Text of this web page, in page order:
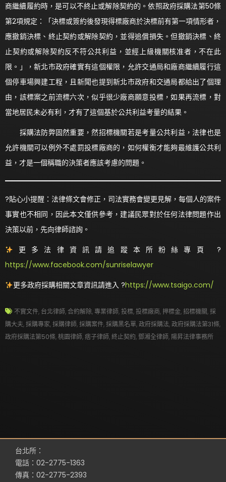
商繼續履約時，是可以不終止或解除契約的。依照政府採購法第50條
第2項規定：「決標或簽約後發現得標廠商於決標前有第一項情形者，
應撤銷決標、終止契約或解除契約，並得追償損失。但撤銷決標、終
止契約或解除契約反不符公共利益，並經上級機關核准者，不在此
限。」，新北市政府確實有這個權限，允許交通局和廠商繼續履行這
個停車場興建工程，且新聞也提到新北市政府和交通局都給出了個理
由，該標案之前流標六次，似乎很少廠商願意投標，如果再流標，對
當地居民未必有利，才有了這個基於公共利益考量的結果。
採購法防弊固然重要，然招標機關若是考量公共利益，法律也是
允許機關可以例外不處罰投標廠商的，如何權衡才能夠最維護公共利
益，才是一個稱職的決策者應該考慮的問題。
?貼心小提醒：法律條文會修正，司法實務會變更見解，每個人的案件
事實也不相同，因此本文僅供參考，建議民眾對於任何法律問題作出
決策以前，先向律師諮詢。
更多法律資訊請追蹤本所粉絲專頁 ?
https://www.facebook.com/sunriselawyer
更多政府採購相關文章資訊請進入 ?https://www.tsaigo.com/
不實文件, 台北律師,合約解除,專業律師,投標,投標廠商,押標金,招標機關,採
購大夫,採購專家,採購律師,採購案件,採購黑名單,政府採購法,政府採購法第31條,
政府採購法第50條,桃園律師,痞子律師,終止契約, 鄧湘全律師, 陽昇法律事務所
台北所：
電話：02-2775-1363
傳真：02-2775-2393